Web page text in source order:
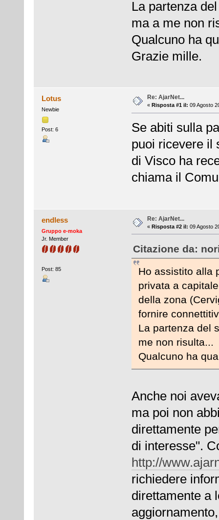
La partenza
ma a me non
Qualcuno ha
Grazie mille.
Lotus
Newbie
Post: 6
Re: AjarNet...
« Risposta #1 il: 09 Agosto
Se abiti sulla
puoi ricevere il
di Visco ha
chiama il
endless
Gruppo e-moka
Jr. Member
Post: 85
Re: AjarNet...
« Risposta #2 il: 09 Agosto
Citazione da:
Ho assistito alla
privata a
della zona
fornire
La partenza del
me non risulta...
Qualcuno ha
Anche noi
ma poi non
direttamente
di interesse".
http://
richiedere
direttamente a